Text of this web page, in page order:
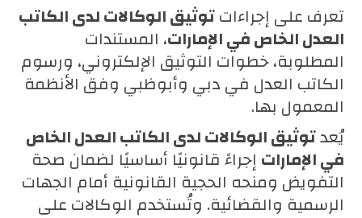
تعرف على إجراءاتتوثيق الوكالات لدى الكاتب
العدل الخاص في الإمارات، المستندات
المطلوبة، خطوات التوثيق الإلكتروني، ورسوم
الكاتب العدل في دبي وأبوظبي وفق الأنظمة
المعمول بها.
يُعدتوثيق الوكالات لدى الكاتب العدل الخاص
في الإماراتإجراءً قانونيًا أساسيًا لضمان صحة
التفويض ومنحه الحجية القانونية أمام الجهات
الرسمية والقضائية. وتُستخدم الوكالات على